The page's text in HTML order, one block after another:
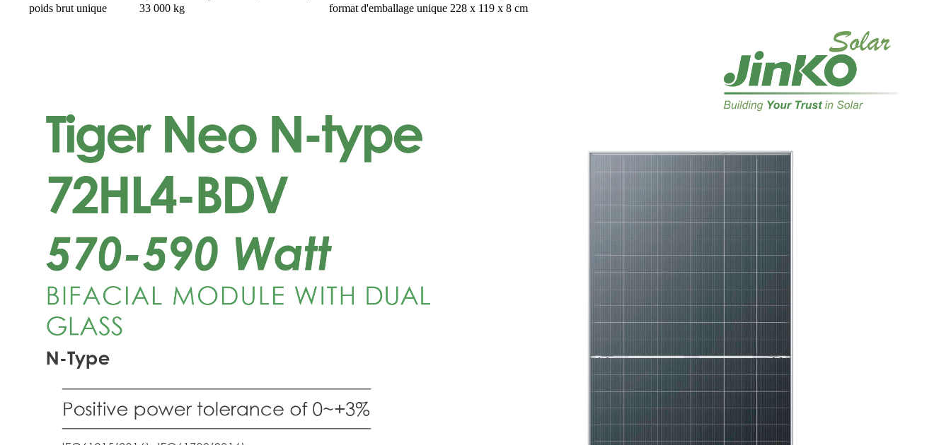
poids brut unique
33 000 kg format d'emballage unique 228 x 119 x 8 cm